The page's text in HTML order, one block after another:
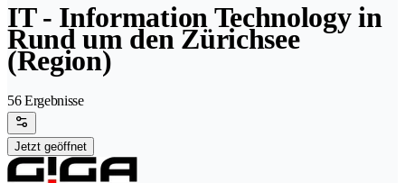
IT - Information Technology in
Rund um den Zürichsee
(Region)
56 Ergebnisse
Jetzt geöffnet